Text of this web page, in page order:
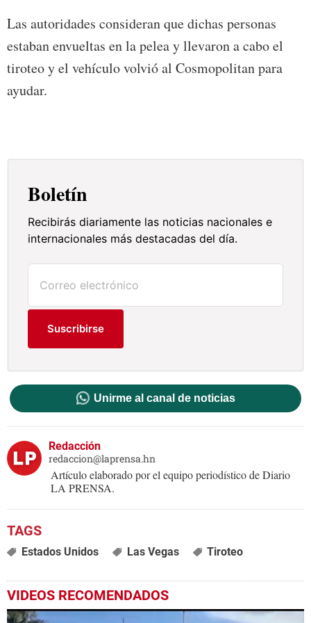
Las autoridades consideran que dichas personas
estaban envueltas en la pelea y llevaron a cabo el
tiroteo y el vehículo volvió al Cosmopolitan para
ayudar.
Boletín
Recibirás diariamente las noticias nacionales e
internacionales más destacadas del día.
Suscribirse
Unirme al canal de noticias
Redacción
redaccion@laprensa.hn
Artículo elaborado por el equipo periodístico de Diario
LA PRENSA.
Estados Unidos Las Vegas Tiroteo
VIDEOS RECOMENDADOS